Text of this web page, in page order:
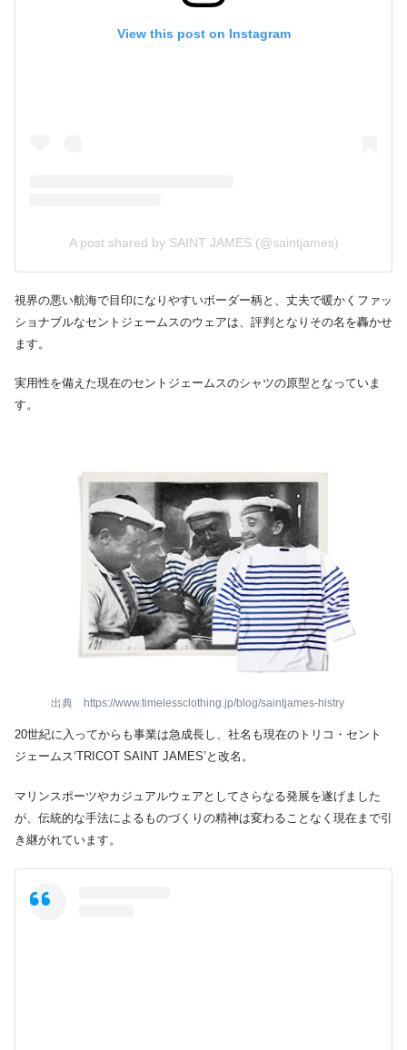
View this post on Instagram
A post shared by SAINT JAMES (@saintjames)
視界の悪い航海で目印になりやすいボーダー柄と、丈夫で暖かくファッ
ショナブルなセントジェームスのウェアは、評判となりその名を轟かせ
ます。
実用性を備えた現在のセントジェームスのシャツの原型となっていま
す。
出典 https://www.timelessclothing.jp/blog/saintjames-histry
20世紀に入ってからも事業は急成長し、社名も現在のトリコ・セント
ジェームス‘TRICOT SAINT JAMES’と改名。
マリンスポーツやカジュアルウェアとしてさらなる発展を遂げました
が、伝統的な手法によるものづくりの精神は変わることなく現在まで引
き継がれています。